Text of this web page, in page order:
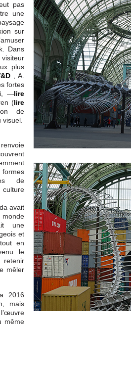
pas
une
sur
Dans
plus
, A.
fortes
—lire
(lire
de
visuel.
de
culture
avait
une
et
en
le
retenir
mêler
2016
mais
même